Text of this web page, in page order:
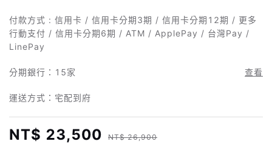
付款方式 : 信用卡 / 信用卡分期3期 / 信用卡分期12期 / 更多
行動支付 / 信用卡分期6期 / ATM / ApplePay / 台灣Pay /
LinePay
分期銀行： 15家 查看
運送方式：宅配到府
NT$ 23,500 NT$ 26,900